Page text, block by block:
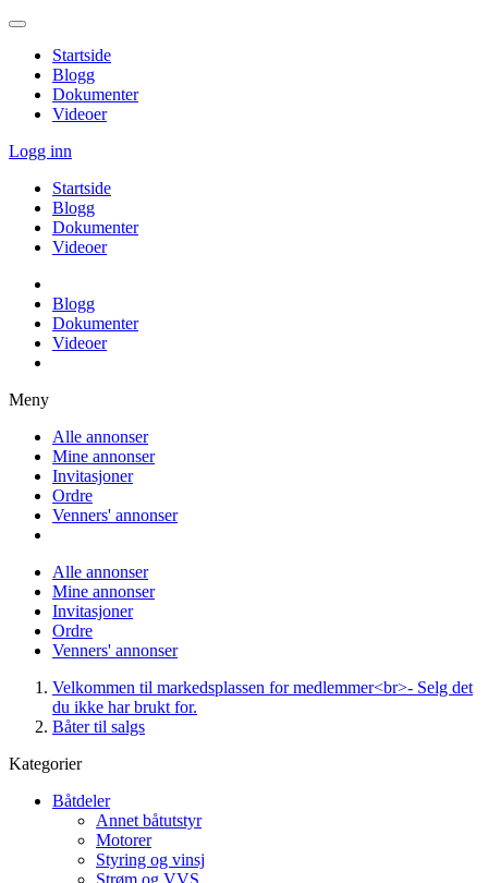
Startside
Blogg
Dokumenter
Videoer
Logg inn
Startside
Blogg
Dokumenter
Videoer
Blogg
Dokumenter
Videoer
Meny
Alle annonser
Mine annonser
Invitasjoner
Ordre
Venners' annonser
Alle annonser
Mine annonser
Invitasjoner
Ordre
Venners' annonser
Velkommen til markedsplassen for medlemmer<br>- Selg det
du ikke har brukt for.
Båter til salgs
Kategorier
Båtdeler
Annet båtutstyr
Motorer
Styring og vinsj
Strøm og VVS